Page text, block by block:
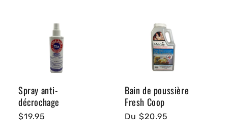
Spray anti-
décrochage
Prix
$19.95
Bain de poussière
Fresh Coop
Prix
Du $20.95